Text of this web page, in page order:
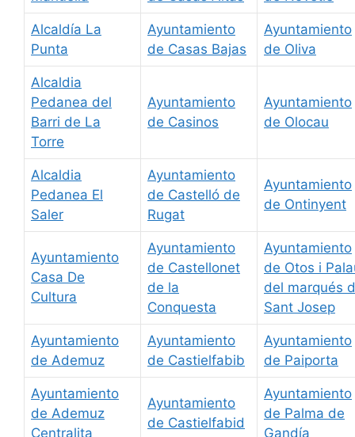
Alcaldía La
Punta
Ayuntamiento
de Casas Bajas
Ayuntamiento
de Oliva
Alcaldia
Pedanea del
Barri de La
Torre
Ayuntamiento
de Casinos
Ayuntamiento
de Olocau
Alcaldia
Pedanea El
Saler
Ayuntamiento
de Castelló de
Rugat
Ayuntamiento
de Ontinyent
Ayuntamiento
Casa De
Cultura
Ayuntamiento
de Castellonet
de la
Conquesta
Ayuntamiento
de Otos i
del marqués
Sant Josep
Ayuntamiento
de Ademuz
Ayuntamiento
de Castielfabib
Ayuntamiento
de Paiporta
Ayuntamiento
de Ademuz
Centralita
Ayuntamiento
de Castielfabid
Ayuntamiento
de Palma de
Gandía